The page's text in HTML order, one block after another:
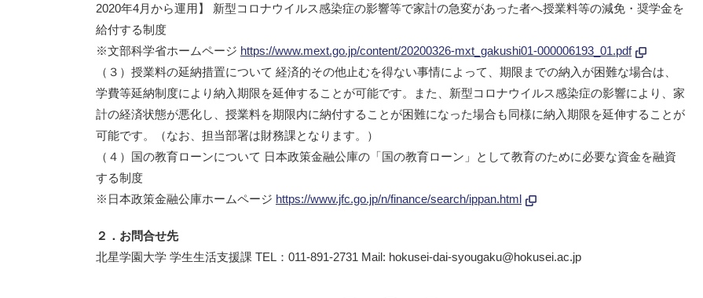
2020年4月から運用】 新型コロナウイルス感染症の影響等で家計の急変があった者へ授業料等の減免・奨学金を
給付する制度
※文部科学省ホームページ https://www.mext.go.jp/content/20200326-mxt_gakushi01-000006193_01.pdf
（３）授業料の延納措置について 経済的その他止むを得ない事情によって、期限までの納入が困難な場合は、
学費等延納制度により納入期限を延伸することが可能です。また、新型コロナウイルス感染症の影響により、家
計の経済状態が悪化し、授業料を期限内に納付することが困難になった場合も同様に納入期限を延伸することが
可能です。（なお、担当部署は財務課となります。）
（４）国の教育ローンについて 日本政策金融公庫の「国の教育ローン」として教育のために必要な資金を融資
する制度
※日本政策金融公庫ホームページ https://www.jfc.go.jp/n/finance/search/ippan.html
２．お問合せ先
北星学園大学 学生生活支援課 TEL：011-891-2731 Mail: hokusei-dai-syougaku@hokusei.ac.jp